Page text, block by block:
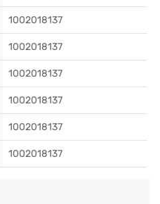
1002018137
1002018137
1002018137
1002018137
1002018137
1002018137